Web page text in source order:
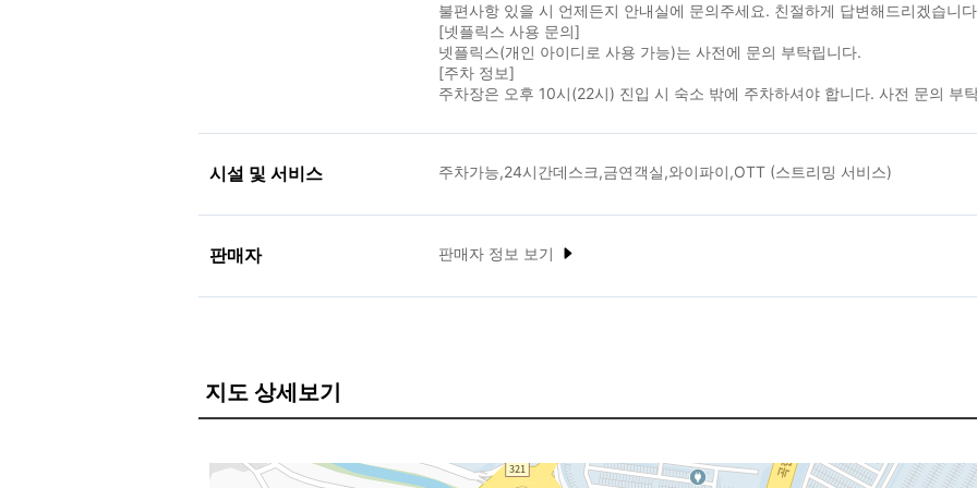
불편사항 있을 시 언제든지 안내실에 문의주세요. 친절하게 답변해드리겠습니
[넷플릭스 사용 문의]
넷플릭스(개인 아이디로 사용 가능)는 사전에 문의 부탁립니다.
[주차 정보]
주차장은 오후 10시(22시) 진입 시 숙소 밖에 주차하셔야 합니다. 사전 문의 부
시설 및 서비스 주차가능,24시간데스크,금연객실,와이파이,OTT (스트리밍 서비스)
판매자 판매자 정보 보기
지도 상세보기